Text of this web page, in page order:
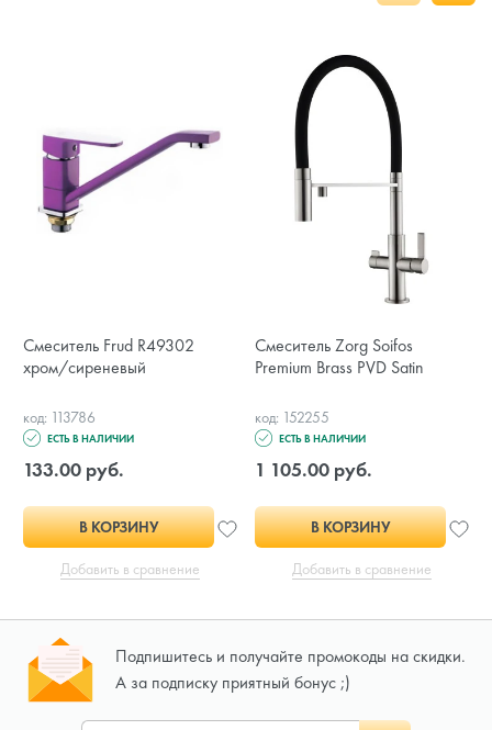
Смеситель Frud R49302
хром/сиреневый
код: 113786
ЕСТЬ В НАЛИЧИИ
133.00 руб.
В КОРЗИНУ
Добавить в сравнение
Смеситель Zorg Soifos
Premium Brass PVD Satin
код: 152255
ЕСТЬ В НАЛИЧИИ
1 105.00 руб.
В КОРЗИНУ
Добавить в сравнение
Подпишитесь и получайте промокоды на скидки.
А за подписку приятный бонус ;)